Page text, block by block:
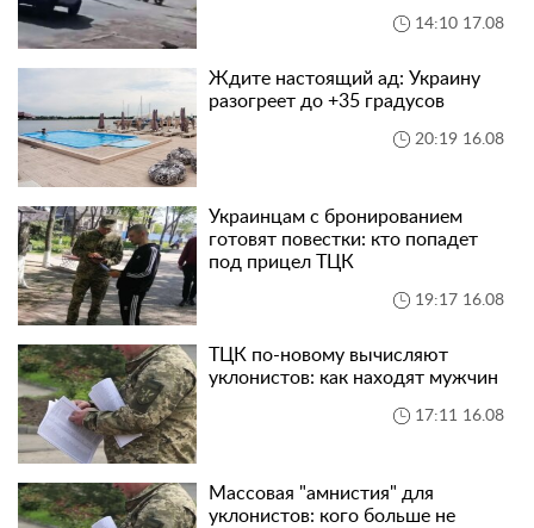
14:10 17.08
Ждите настоящий ад: Украину
разогреет до +35 градусов
20:19 16.08
Украинцам с бронированием
готовят повестки: кто попадет
под прицел ТЦК
19:17 16.08
ТЦК по-новому вычисляют
уклонистов: как находят мужчин
17:11 16.08
Массовая "амнистия" для
уклонистов: кого больше не